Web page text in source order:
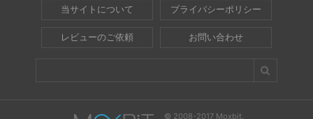
当サイトについて プライバシーポリシー
レビューのご依頼 お問い合わせ
© 2008-2017 Moxbit.